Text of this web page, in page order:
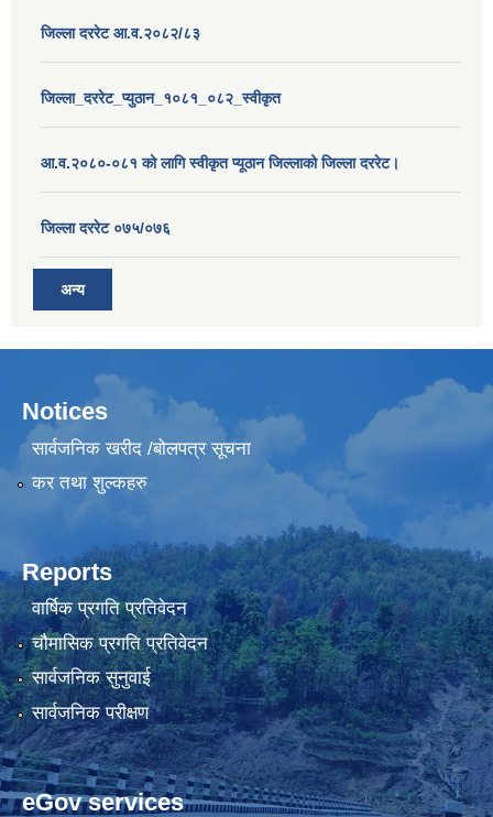
जिल्ला दररेट आ.व.२०८२/८३
जिल्ला_दररेट_प्युठान_१०८१_०८२_स्वीकृत
आ.व.२०८०-०८१ को लागि स्वीकृत प्यूठान जिल्लाको जिल्ला दररेट।
जिल्ला दररेट ०७५/०७६
अन्य
Notices
सार्वजनिक खरीद /बोलपत्र सूचना
कर तथा शुल्कहरु
Reports
वार्षिक प्रगति प्रतिवेदन
चौमासिक प्रगति प्रतिवेदन
सार्वजनिक सुनुवाई
सार्वजनिक परीक्षण
eGov services